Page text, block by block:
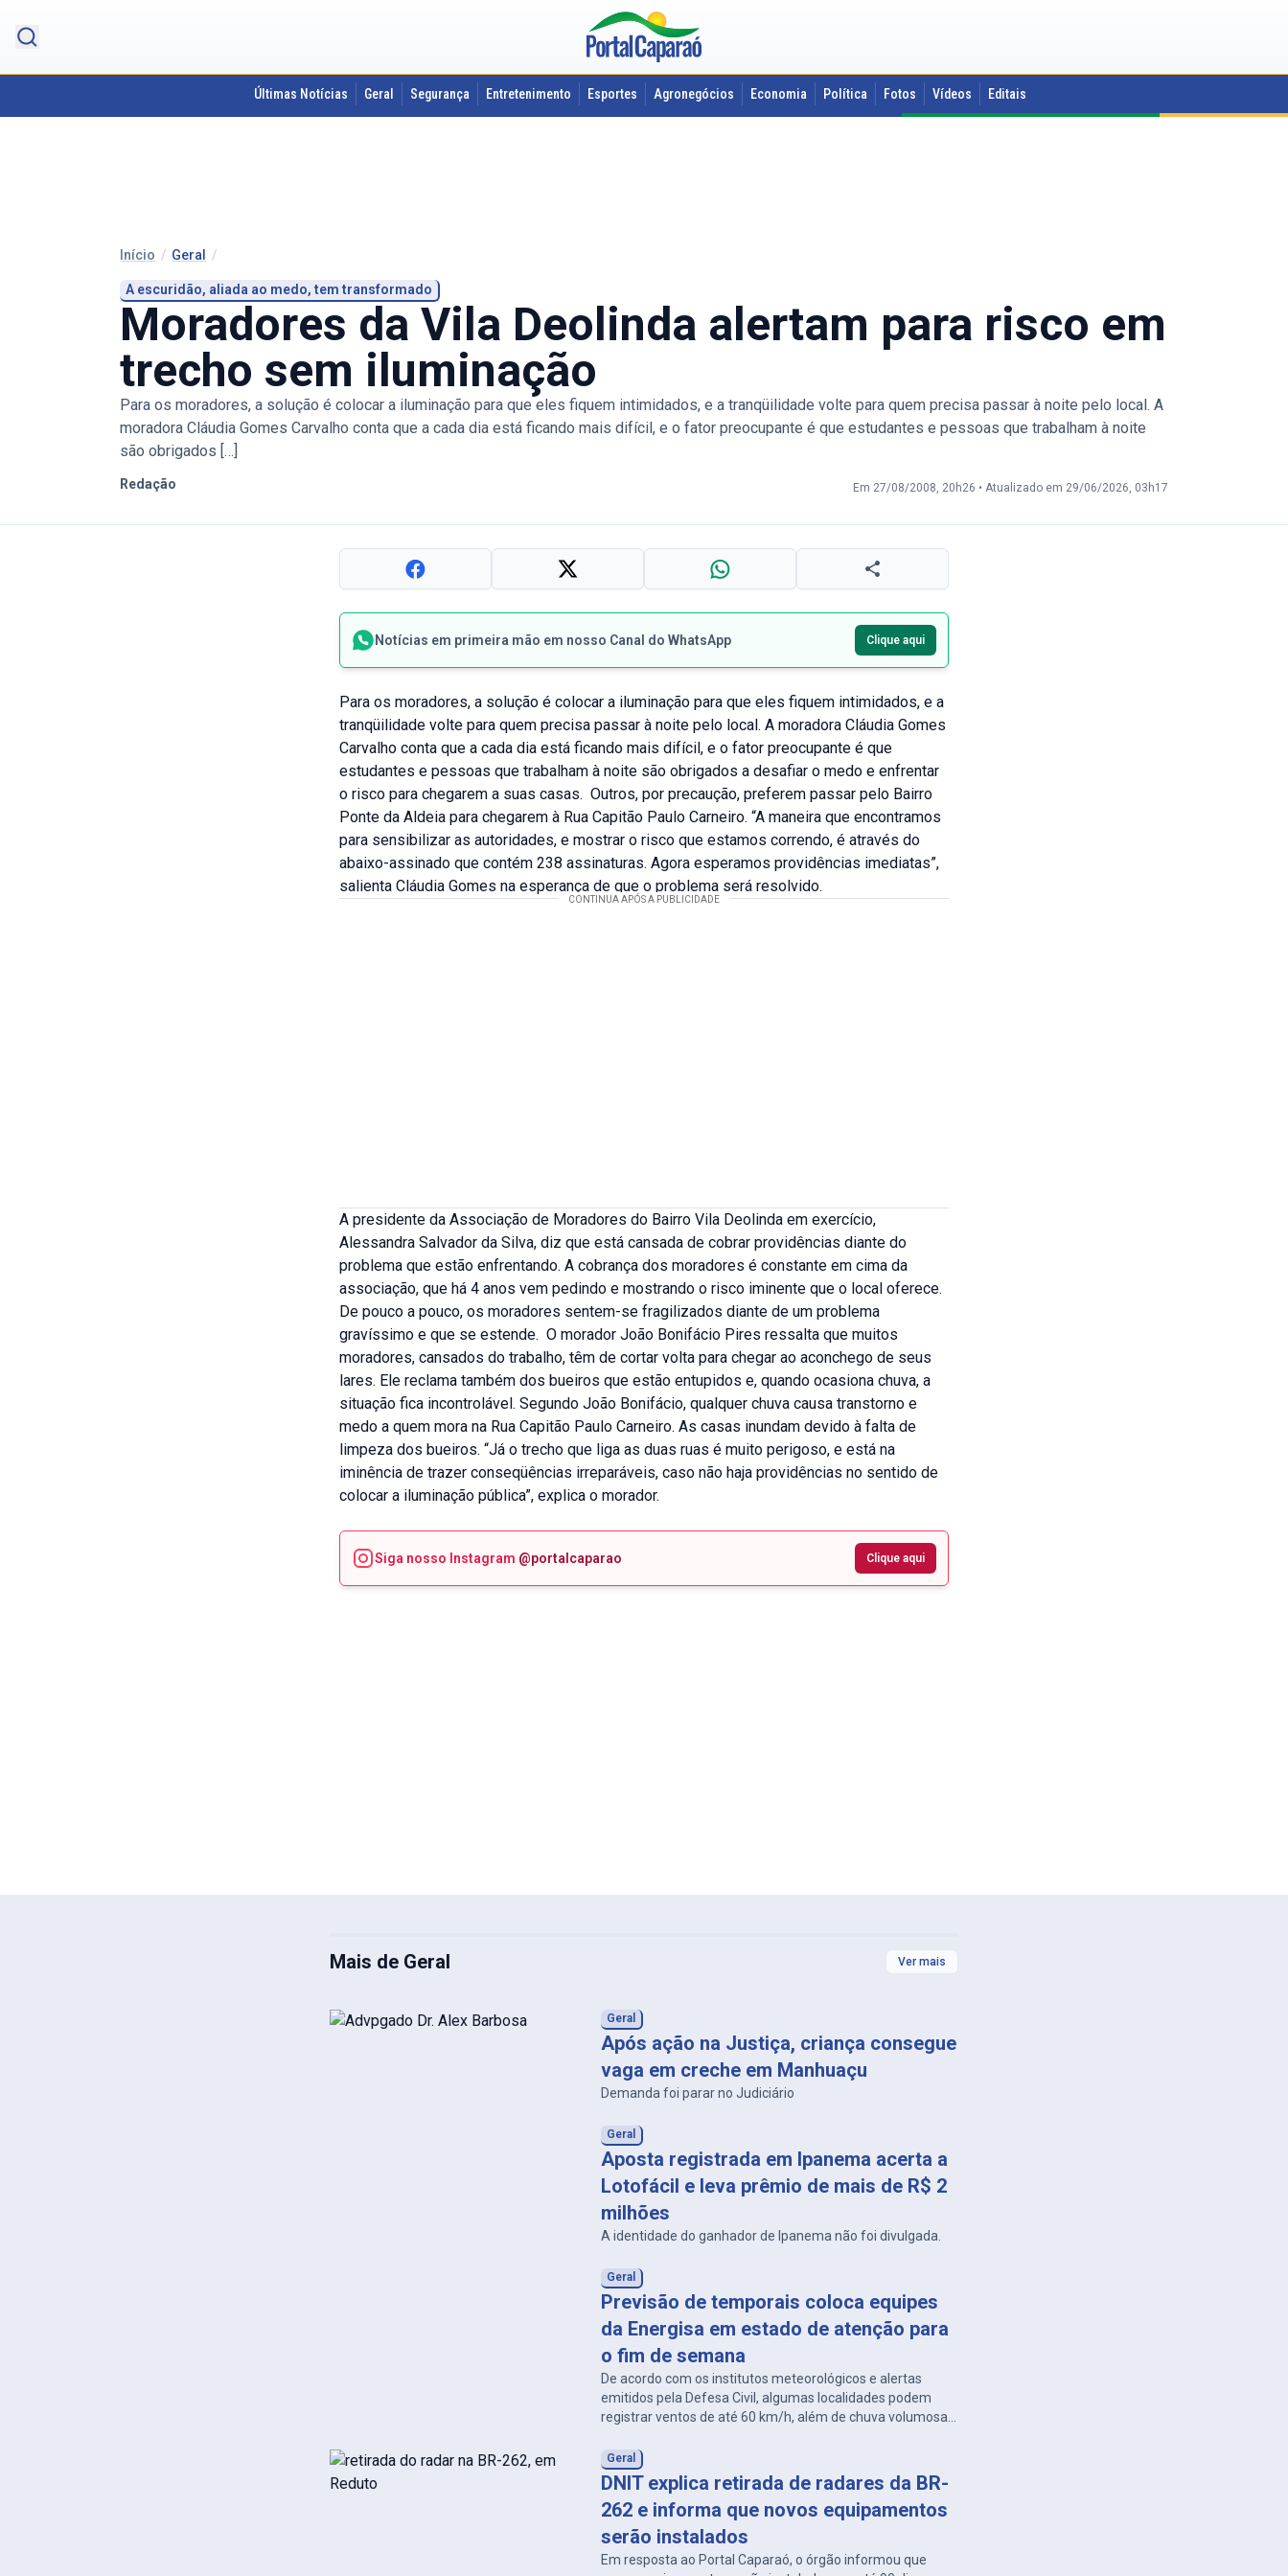
Últimas Notícias Geral Segurança Entretenimento Esportes Agronegócios Economia Política Fotos Vídeos Editais
Início / Geral /
A escuridão, aliada ao medo, tem transformado
Moradores da Vila Deolinda alertam para risco em
trecho sem iluminação
Para os moradores, a solução é colocar a iluminação para que eles fiquem intimidados, e a tranqüilidade volte para quem precisa passar à noite pelo local. A
moradora Cláudia Gomes Carvalho conta que a cada dia está ficando mais difícil, e o fator preocupante é que estudantes e pessoas que trabalham à noite
são obrigados […]
Redação Em 27/08/2008, 20h26 • Atualizado em 29/06/2026, 03h17
Notícias em primeira mão em nosso Canal do WhatsApp Clique aqui
Para os moradores, a solução é colocar a iluminação para que eles fiquem intimidados, e a
tranqüilidade volte para quem precisa passar à noite pelo local. A moradora Cláudia Gomes
Carvalho conta que a cada dia está ficando mais difícil, e o fator preocupante é que
estudantes e pessoas que trabalham à noite são obrigados a desafiar o medo e enfrentar
o risco para chegarem a suas casas. Outros, por precaução, preferem passar pelo Bairro
Ponte da Aldeia para chegarem à Rua Capitão Paulo Carneiro. “A maneira que encontramos
para sensibilizar as autoridades, e mostrar o risco que estamos correndo, é através do
abaixo-assinado que contém 238 assinaturas. Agora esperamos providências imediatas”,
salienta Cláudia Gomes na esperança de que o problema será resolvido.
A presidente da Associação de Moradores do Bairro Vila Deolinda em exercício,
Alessandra Salvador da Silva, diz que está cansada de cobrar providências diante do
problema que estão enfrentando. A cobrança dos moradores é constante em cima da
associação, que há 4 anos vem pedindo e mostrando o risco iminente que o local oferece.
De pouco a pouco, os moradores sentem-se fragilizados diante de um problema
gravíssimo e que se estende. O morador João Bonifácio Pires ressalta que muitos
moradores, cansados do trabalho, têm de cortar volta para chegar ao aconchego de seus
lares. Ele reclama também dos bueiros que estão entupidos e, quando ocasiona chuva, a
situação fica incontrolável. Segundo João Bonifácio, qualquer chuva causa transtorno e
medo a quem mora na Rua Capitão Paulo Carneiro. As casas inundam devido à falta de
limpeza dos bueiros. “Já o trecho que liga as duas ruas é muito perigoso, e está na
iminência de trazer conseqüências irreparáveis, caso não haja providências no sentido de
colocar a iluminação pública”, explica o morador.
Siga nosso Instagram @portalcaparao Clique aqui
Mais de Geral Ver mais
Geral
Após ação na Justiça, criança consegue
vaga em creche em Manhuaçu
Demanda foi parar no Judiciário
Geral
Aposta registrada em Ipanema acerta a
Lotofácil e leva prêmio de mais de R$ 2
milhões
A identidade do ganhador de Ipanema não foi divulgada.
Geral
Previsão de temporais coloca equipes
da Energisa em estado de atenção para
o fim de semana
De acordo com os institutos meteorológicos e alertas
emitidos pela Defesa Civil, algumas localidades podem
registrar ventos de até 60 km/h, além de chuva volumosa
Geral
DNIT explica retirada de radares da BR-
262 e informa que novos equipamentos
serão instalados
Em resposta ao Portal Caparaó, o órgão informou que